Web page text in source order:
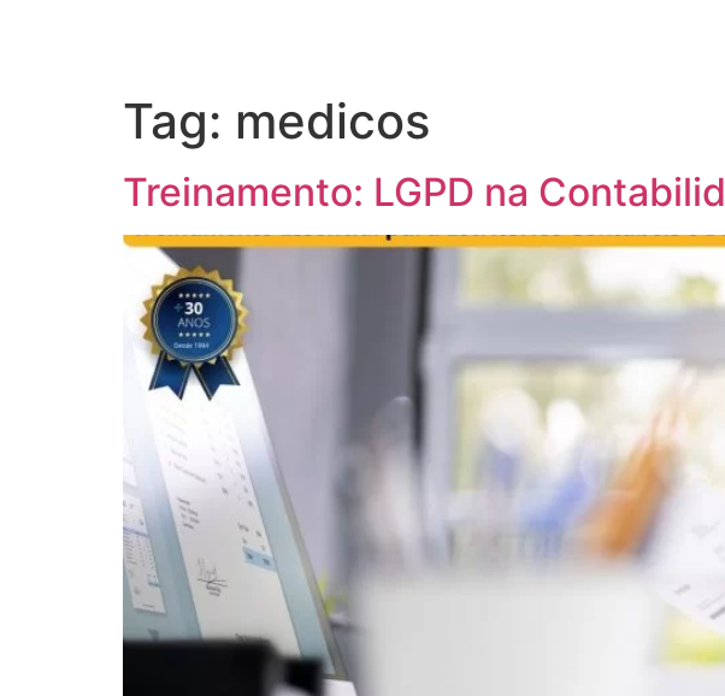
Tag: medicos
Treinamento: LGPD na